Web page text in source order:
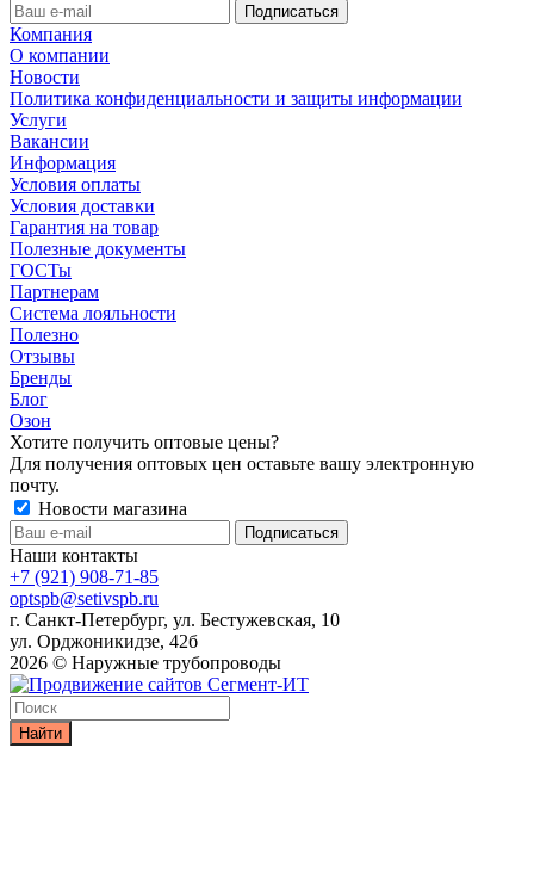
Компания
О компании
Новости
Политика конфиденциальности и защиты информации
Услуги
Вакансии
Информация
Условия оплаты
Условия доставки
Гарантия на товар
Полезные документы
ГОСТы
Партнерам
Система лояльности
Полезно
Отзывы
Бренды
Блог
Озон
Хотите получить оптовые цены?
Для получения оптовых цен оставьте вашу электронную
почту.
Новости магазина
Наши контакты
+7 (921) 908-71-85
optspb@setivspb.ru
г. Санкт-Петербург, ул. Бестужевская, 10
ул. Орджоникидзе, 42б
2026 © Наружные трубопроводы
Найти